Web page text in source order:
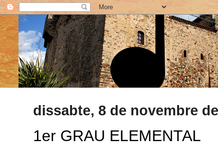
dissabte, 8 de novembre
1er GRAU ELEMENTAL